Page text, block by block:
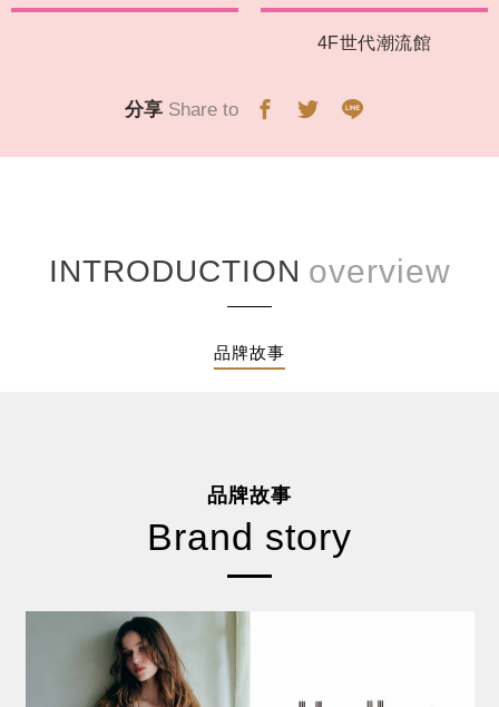
4F世代潮流館
分享 Share to
INTRODUCTION
品牌故事
品牌故事
Brand story